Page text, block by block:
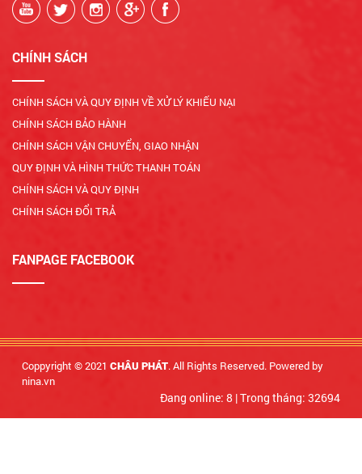
CHÍNH SÁCH
CHÍNH SÁCH VÀ QUY ĐỊNH VỀ XỬ LÝ KHIẾU NẠI
CHÍNH SÁCH BẢO HÀNH
CHÍNH SÁCH VẬN CHUYỂN, GIAO NHẬN
QUY ĐỊNH VÀ HÌNH THỨC THANH TOÁN
CHÍNH SÁCH VÀ QUY ĐỊNH
CHÍNH SÁCH ĐỔI TRẢ
FANPAGE FACEBOOK
Coppyright © 2021 CHÂU PHÁT. All Rights Reserved. Powered by
nina.vn
Đang online: 8 |Trong tháng: 32694